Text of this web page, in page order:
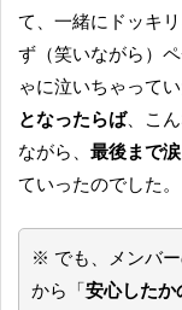
て、一緒にドッキ
ず（笑いながら）
ゃに泣いちゃって
となったらば、こ
ながら、 最後まで
ていったのでした。
※ でも、メンバ
から「安心したか